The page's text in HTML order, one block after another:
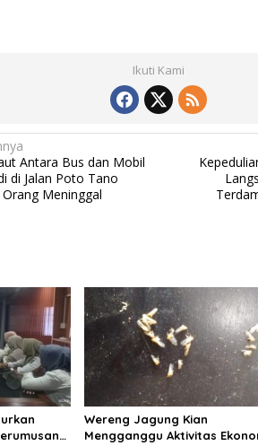
Ikuti Kami
Antara Bus dan Mobil
di Jalan Poto Tano
Meninggal
Wereng Jagung Kian
Mengganggu Aktivitas